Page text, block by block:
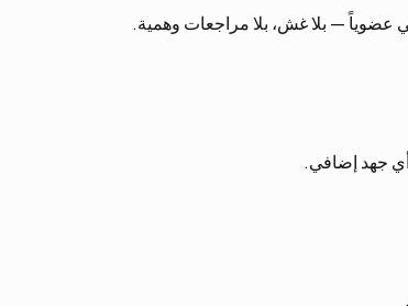
عضوياً — بلا غش، بلا مراجعات وهمية.
أي جهد إضافي.